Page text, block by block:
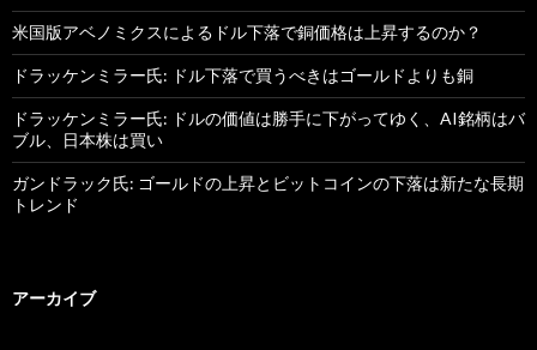
米国版アベノミクスによるドル下落で銅価格は上昇するのか？
ドラッケンミラー氏: ドル下落で買うべきはゴールドよりも銅
ドラッケンミラー氏: ドルの価値は勝手に下がってゆく、AI銘柄はバ
ブル、日本株は買い
ガンドラック氏: ゴールドの上昇とビットコインの下落は新たな長期
トレンド
アーカイブ